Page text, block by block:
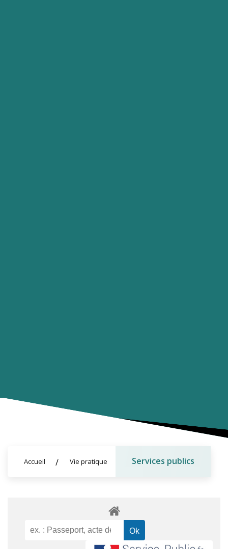
Accueil Vie pratique Services publics